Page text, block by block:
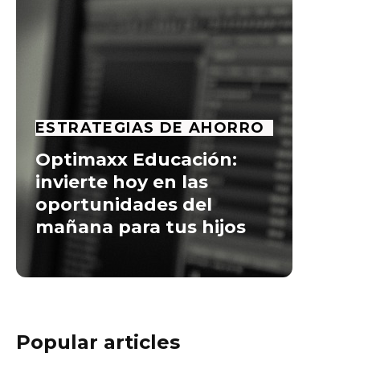
ESTRATEGIAS DE AHORRO
Optimaxx Educación:
invierte hoy en las
oportunidades del
mañana para tus hijos
Popular articles